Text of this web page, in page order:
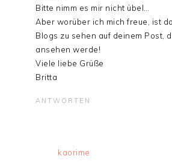
Bitte nimm es mir nicht übel…
Aber worüber ich mich freue, ist
Blogs zu sehen auf deinem Post,
ansehen werde!
Viele liebe Grüße
Britta
ANTWORTEN
kaorime